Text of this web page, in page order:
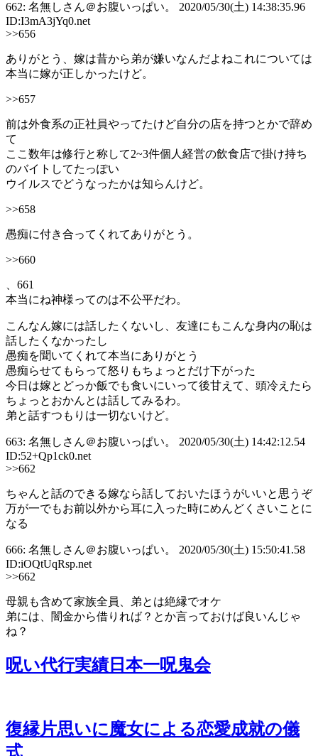
662: 名無しさん＠お腹いっぱい。 2020/05/30(土) 14:38:35.96
ID:I3mA3jYq0.net
>>656
ありがとう、嫁は昔から弟が嫌いなんだよねこれについては
本当に嫁が正しかったけど。
>>657
前は外食系の正社員やってたけど自分の店を持つとかで辞め
て
ここ数年は修行と称して2~3件個人経営の飲食店で掛け持ち
のバイトしてたっぽい
ウイルスでどうなったかは知らんけど。
>>658
愚痴に付き合ってくれてありがとう。
>>660
、661
本当にね神様ってのは不公平だわ。
こんなん嫁には話したくないし、友達にもこんな身内の恥は
話したくなかったし
愚痴を聞いてくれて本当にありがとう
愚痴らせてもらって怒りもちょっとだけ下がった
今日は嫁とどっか飯でも食いにいって後甘えて、頭冷えたら
ちょっとおかんとは話してみるわ。
弟と話すつもりは一切ないけど。
663: 名無しさん＠お腹いっぱい。 2020/05/30(土) 14:42:12.54
ID:52+Qp1ck0.net
>>662
ちゃんと話のできる嫁なら話しておいたほうがいいと思うぞ
万が一でもお前以外から耳に入った時にめんどくさいことに
なる
666: 名無しさん＠お腹いっぱい。 2020/05/30(土) 15:50:41.58
ID:iOQtUqRsp.net
>>662
母親も含めて家族全員、弟とは絶縁でオケ
弟には、闇金から借りれば？とか言っておけば良いんじゃ
ね？
呪い代行実績日本一呪鬼会
復縁片思いに魔女による恋愛成就の儀
式